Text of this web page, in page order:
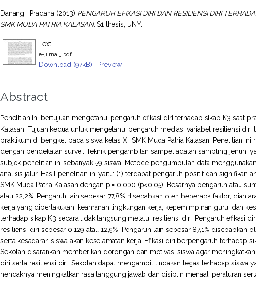
Danang , Pradana (2013) PENGARUH EFIKASI DIRI DAN RESILIENSI DIRI
SMK MUDA PATRIA KALASAN. S1 thesis, UNY.
Text
e-jurnal_.pdf
Download (97kB) | Preview
Abstract
Penelitian ini bertujuan mengetahui pengaruh efikasi diri terhadap sikap K3 saat
Kalasan. Tujuan kedua untuk mengetahui pengaruh mediasi variabel resiliensi
praktikum di bengkel pada siswa kelas XII SMK Muda Patria Kalasan. Penelitian
dengan pendekatan survei. Teknik pengambilan sampel adalah sampling jenuh,
subjek penelitian ini sebanyak 59 siswa. Metode pengumpulan data
analisis jalur. Hasil penelitian ini yaitu: (1) terdapat pengaruh positif dan signifikan
SMK Muda Patria Kalasan dengan p = 0,000 (p<0,05). Besarnya pengaruh atau
atau 22,2%. Pengaruh lain sebesar 77,8% disebabkan oleh beberapa faktor,
kerja yang diberlakukan, keamanan lingkungan kerja, kepemimpinan guru, dan
terhadap sikap K3 secara tidak langsung melalui resiliensi diri. Pengaruh efikasi
resiliensi diri sebesar 0,129 atau 12,9%. Pengaruh lain sebesar 87,1% disebabkan
serta kesadaran siswa akan keselamatan kerja. Efikasi diri berpengaruh terhadap
Sekolah disarankan memberikan dorongan dan motivasi siswa agar
diri serta resiliensi diri. Sekolah dapat mengambil tindakan tegas terhadap siswa
hendaknya meningkatkan rasa tanggung jawab dan disiplin menaati peraturan